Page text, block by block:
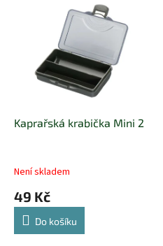
Kaprařská krabička Mini 2
Není skladem
49 Kč
Do košíku